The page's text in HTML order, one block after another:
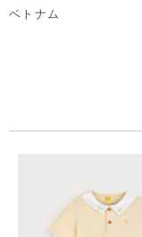
ベトナム